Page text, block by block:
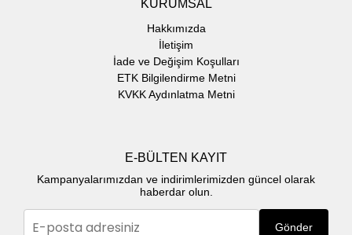
KURUMSAL
Hakkımızda
İletişim
İade ve Değişim Koşulları
ETK Bilgilendirme Metni
KVKK Aydınlatma Metni
E-BÜLTEN KAYIT
Kampanyalarımızdan ve indirimlerimizden güncel olarak
haberdar olun.
Gönder